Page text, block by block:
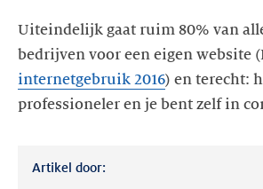
Uiteindelijk gaat ruim 80% van
bedrijven voor een eigen website
internetgebruik 2016) en terecht:
professioneler en je bent zelf in
Artikel door: